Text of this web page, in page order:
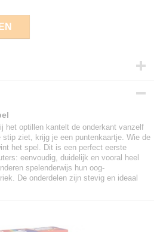
het optillen kantelt de onderkant vanzelf
stip ziet, krijg je een puntenkaartje. Wie de
het spel. Dit is een perfect eerste
eenvoudig, duidelijk en vooral heel
spelenderwijs hun oog-
De onderdelen zijn stevig en ideaal